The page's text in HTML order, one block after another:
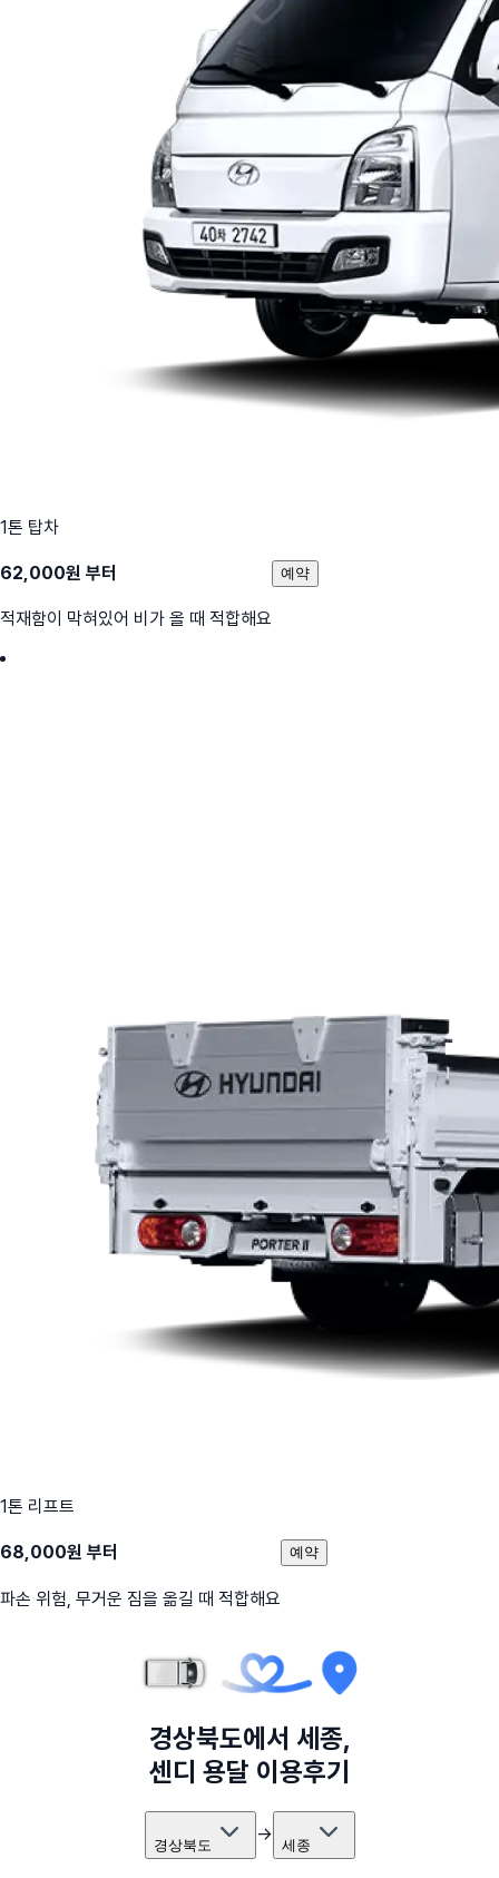
1톤 탑차
62,000원 부터
적재함이 막혀있어 비가 올 때 적합해요
예약
1톤 리프트
68,000원 부터
파손 위험, 무거운 짐을 옮길 때 적합해요
예약
경상북도에서 세종,
센디 용달 이용후기
경상북도 → 세종